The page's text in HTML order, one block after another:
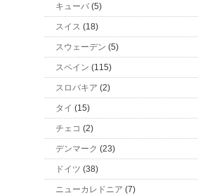
キューバ (5)
スイス (18)
スウェーデン (5)
スペイン (115)
スロバキア (2)
タイ (15)
チェコ (2)
デンマーク (23)
ドイツ (38)
ニューカレドニア (7)